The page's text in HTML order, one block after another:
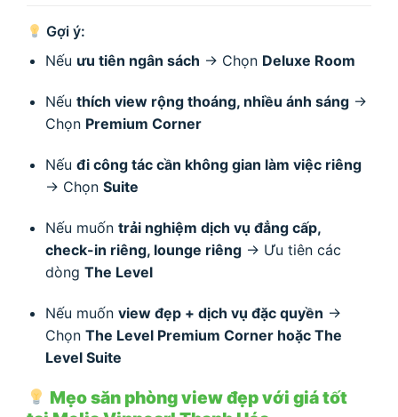
Gợi ý:
Nếu ưu tiên ngân sách → Chọn Deluxe Room
Nếu thích view rộng thoáng, nhiều ánh sáng→
Chọn Premium Corner
Nếu đi công tác cần không gian làm việc riêng
→ Chọn Suite
Nếu muốn trải nghiệm dịch vụ đẳng cấp,
check-in riêng, lounge riêng→ Ưu tiên các
dòng The Level
Nếu muốn view đẹp + dịch vụ đặc quyền →
Chọn The Level Premium Corner hoặc The
Level Suite
Mẹo săn phòng view đẹp với giá tốt